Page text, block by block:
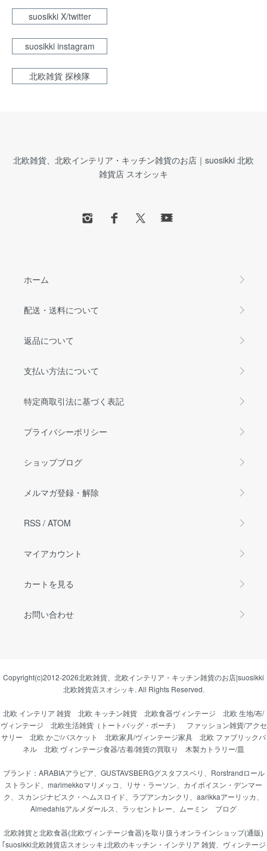
suosikki X/twitter
suosikki instagram
北欧雑貨 探検隊
北欧雑貨、北欧インテリア・キッチン雑貨のお店｜suosikki 北欧
雑貨店 スオシッキ
ホーム
配送・送料について
返品について
支払い方法について
特定商取引法に基づく表記
プライバシーポリシー
ショップブログ
メルマガ登録・解除
RSS / ATOM
マイアカウント
カートを見る
お問い合わせ
Copyright(c)2012-2026北欧雑貨、北欧インテリア・キッチン雑貨のお店|suosikki
北欧雑貨店スオシッキ. All Rights Reserved.
北欧 インテリア 雑貨 北欧 キッチン雑貨 北欧食器ヴィンテージ
北欧 生地/布/
ヴィンテージ
北欧生活雑貨（トートバッグ・ポーチ）
ファッション雑貨/アクセ
サリー
北欧 かご/バスケット 北欧家具/ヴィンテージ家具
北欧 ファブリックパ
ネル
北欧 ヴィンテージ食器/古着/雑貨の買取り 木製カトラリー/皿
ブランド： ARABIAアラビア GUSTAVSBERGグスタフスベリ
Rorstrandロール
ストランド
marimekkoマリメッコ リサ・ラーソン
カイボイスン・デンマー
ク
スカンジナビスク・ヘムスロイド ラプアンカンクリ aarikkaアーリッカ
Almedahlsアルメダールス
ラッセントレー ムーミン ブログ
北欧雑貨と北欧食器(北欧ヴィンテージ食器)を取り扱うオンラインショップ(通販)
｢suosikki北欧雑貨店スオシッキ｣北欧のキッチン・インテリア 雑貨、ヴィンテージ